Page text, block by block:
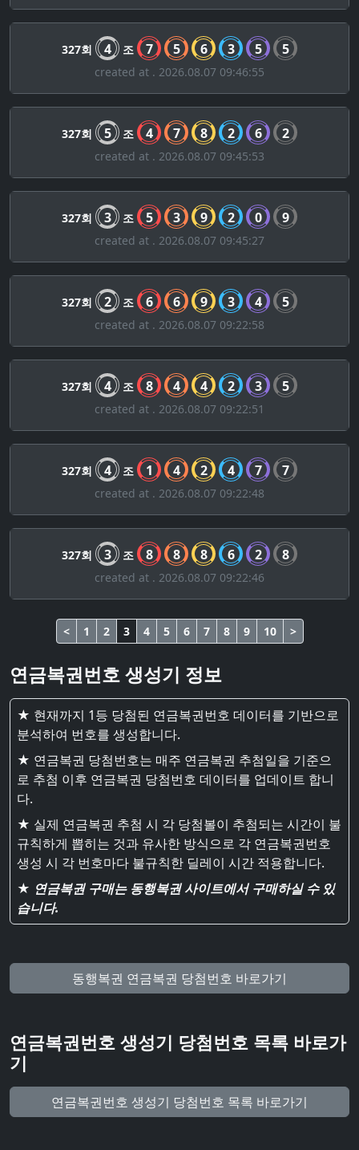
327회 4 조 7 5 6 3 5 5
created at . 2026.08.07 09:46:55
327회 5 조 4 7 8 2 6 2
created at . 2026.08.07 09:45:53
327회 3 조 5 3 9 2 0 9
created at . 2026.08.07 09:45:27
327회 2 조 6 6 9 3 4 5
created at . 2026.08.07 09:22:58
327회 4 조 8 4 4 2 3 5
created at . 2026.08.07 09:22:51
327회 4 조 1 4 2 4 7 7
created at . 2026.08.07 09:22:48
327회 3 조 8 8 8 6 2 8
created at . 2026.08.07 09:22:46
< 1 2 3 4 5 6 7 8 9 10 >
연금복권번호 생성기 정보
★ 현재까지 1등 당첨된 연금복권번호 데이터를 기반으로
분석하여 번호를 생성합니다.
★ 연금복권 당첨번호는 매주 연금복권 추첨일을 기준으
로 추첨 이후 연금복권 당첨번호 데이터를 업데이트 합니
다.
★ 실제 연금복권 추첨 시 각 당첨볼이 추첨되는 시간이 불
규칙하게 뽑히는 것과 유사한 방식으로 각 연금복권번호
생성 시 각 번호마다 불규칙한 딜레이 시간 적용합니다.
★ 연금복권 구매는 동행복권 사이트에서 구매하실 수 있
습니다.
동행복권 연금복권 당첨번호 바로가기
연금복권번호 생성기 당첨번호 목록 바로가
기
연금복권번호 생성기 당첨번호 목록 바로가기